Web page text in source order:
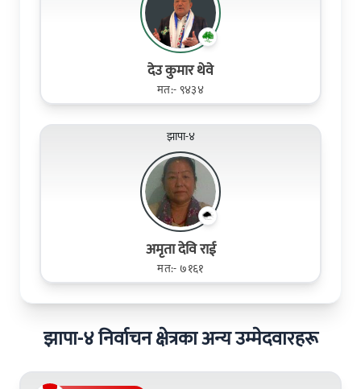
देउ कुमार थेवे
मत:- ९४३४
झापा-४
अमृता देवि राई
मत:- ७१६१
झापा-४ निर्वाचन क्षेत्रका अन्य उम्मेदवारहरू